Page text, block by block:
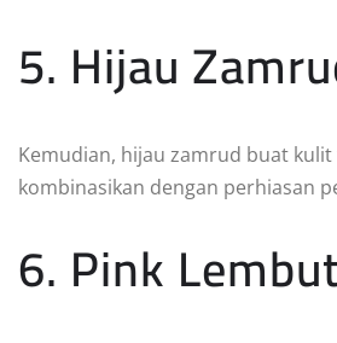
5. Hijau
Kemudian, hijau zamrud buat
kombinasikan dengan perhiasan
6. Pink